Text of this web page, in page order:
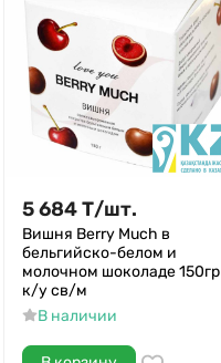
5 684Т/шт.
Вишня Berry Much в
бельгийско-белом и
молочном шоколаде 150гр
к/у св/м
В наличии